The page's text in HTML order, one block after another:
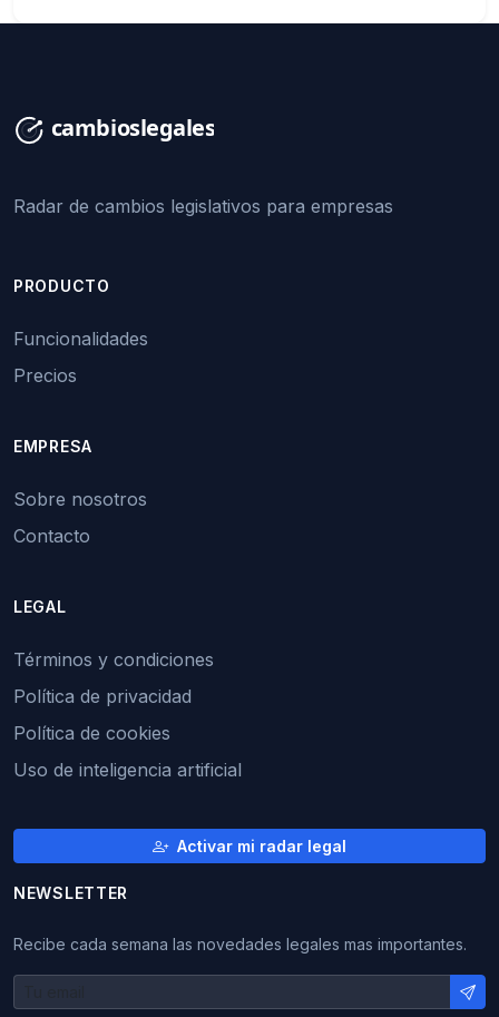
Radar de cambios legislativos para empresas
PRODUCTO
Funcionalidades
Precios
EMPRESA
Sobre nosotros
Contacto
LEGAL
Términos y condiciones
Política de privacidad
Política de cookies
Uso de inteligencia artificial
Activar mi radar legal
NEWSLETTER
Recibe cada semana las novedades legales mas importantes.